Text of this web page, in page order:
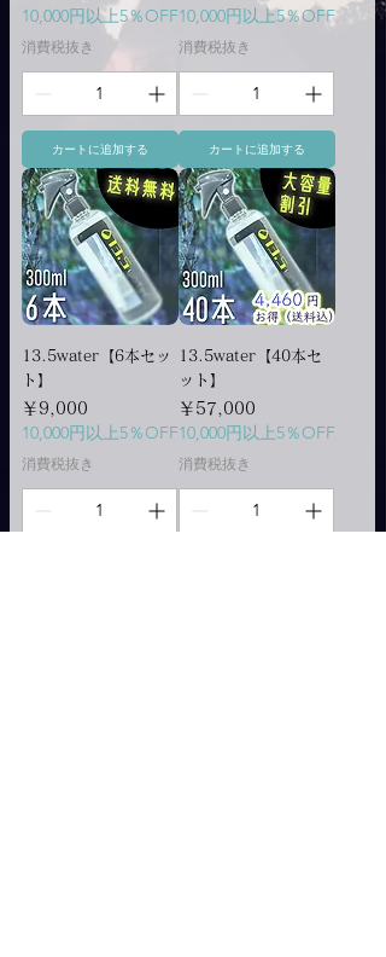
10,000円以上5％OFF
消費税抜き
カートに追加する
10,000円以上5％OFF
消費税抜き
カートに追加する
13.5water【6本セッ
ト】
価格
￥9,000
10,000円以上5％OFF
消費税抜き
13.5water【40本セ
ット】
価格
￥57,000
10,000円以上5％OFF
消費税抜き